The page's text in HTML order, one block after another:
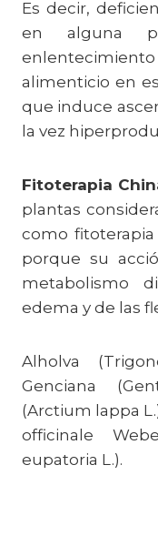
Es decir,
en alguna
alimenticio en
que induce
la vez
Fitoterapia
plantas
como
porque su
metabolismo
edema y de las
Alholva
Genciana
(Arctium lappa
officinale
eupatoria L.).